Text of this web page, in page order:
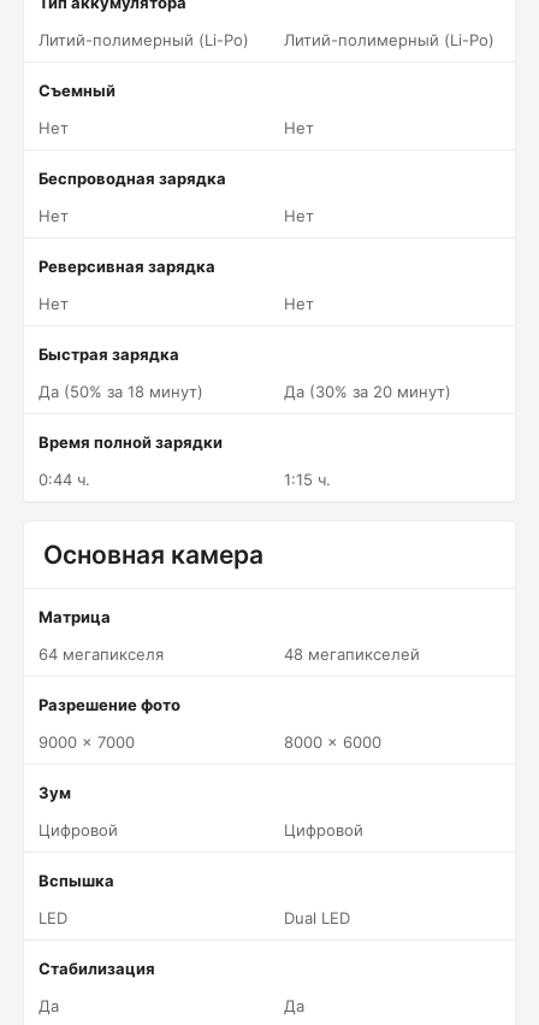
Литий-полимерный (Li-Po)
Литий-полимерный (Li-Po)
Съемный
Нет
Нет
Беспроводная зарядка
Нет
Нет
Реверсивная зарядка
Нет
Нет
Быстрая зарядка
Да (50% за 18 минут)
Да (30% за 20 минут)
Время полной зарядки
0:44 ч.
1:15 ч.
Основная камера
Матрица
64 мегапикселя
48 мегапикселей
Разрешение фото
9000 x 7000
8000 x 6000
Зум
Цифровой
Цифровой
Вспышка
LED
Dual LED
Стабилизация
Да
Да